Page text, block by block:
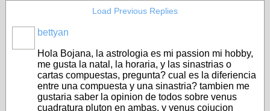
Load Previous Replies
bettyan
Hola Bojana, la astrologia es mi passion mi hobby,
me gusta la natal, la horaria, y las sinastrias o
cartas compuestas, pregunta? cual es la diferiencia
entre una compuesta y una sinastria? tambien me
gustaria saber la opinion de todos sobre venus
cuadratura pluton en ambas, y venus cojucion